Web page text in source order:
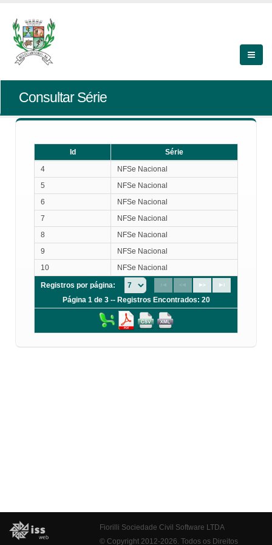
Consultar Série
Id
Série
Série
4
NFSe Nacional
5
NFSe Nacional
6
NFSe Nacional
7
NFSe Nacional
8
NFSe Nacional
9
NFSe Nacional
10
NFSe Nacional
Registros por página:
Página 1 de 3 -- Registros Encontrados: 20
Fiorilli Sociedade Civil Software LTDA
© Copyright 2012-2026. Todos os Direitos